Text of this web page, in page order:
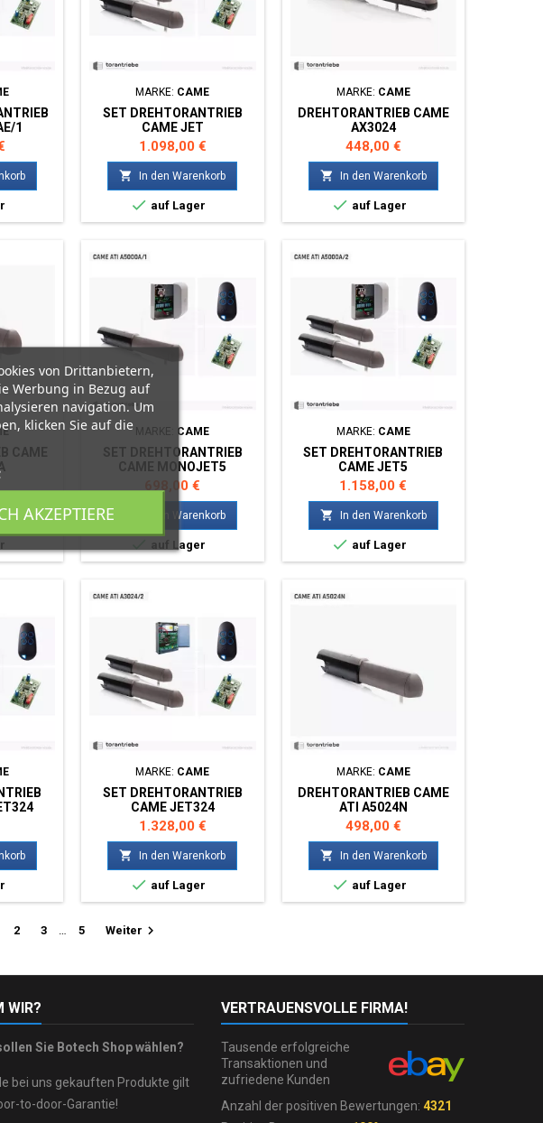
1
MARKE: CAME
SET DREHTORANTRIEB
CAME JET
Preis
1.098,00 €
 In den Warenkorb
 auf Lager
MARKE: CAME
DREHTORANTRIEB CAME
AX3024
Preis
448,00 €
 In den Warenkorb
 auf Lager
CAME
MARKE: CAME
SET DREHTORANTRIEB
CAME MONOJET5
698,00 €
In den Warenkorb
auf Lager
MARKE: CAME
SET DREHTORANTRIEB
CAME JET5
Preis
1.158,00 €
 In den Warenkorb
 auf Lager
MARKE: CAME
SET DREHTORANTRIEB
CAME JET324
Preis
1.328,00 €
 In den Warenkorb
 auf Lager
MARKE: CAME
DREHTORANTRIEB CAME
ATI A5024N
Preis
498,00 €
 In den Warenkorb
 auf Lager
2 3 5 Weiter 
WIR?
Sie Botech Shop wählen?
bei uns gekauften Produkte gilt
to-door-Garantie!
VERTRAUENSVOLLE FIRMA!
Tausende erfolgreiche
Transaktionen und
zufriedene Kunden
Anzahl der positiven Bewertungen: 4321
von Drittanbietern,
Werbung in Bezug auf
navigation. Um
klicken Sie auf die
AKZEPTIERE